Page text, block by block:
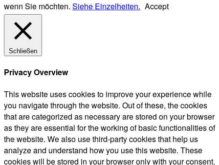
wenn Sie möchten. Siehe Einzelheiten. Accept
Schließen
Privacy Overview
This website uses cookies to improve your experience while
you navigate through the website. Out of these, the cookies
that are categorized as necessary are stored on your browser
as they are essential for the working of basic functionalities of
the website. We also use third-party cookies that help us
analyze and understand how you use this website. These
cookies will be stored in your browser only with your consent.